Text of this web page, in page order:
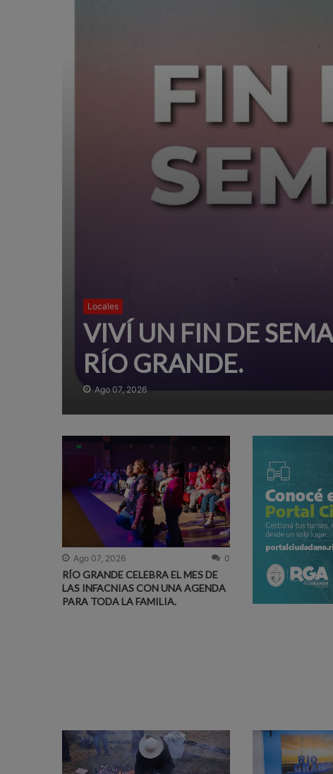
Locales
VIVÍ UN FIN DE
RÍO GRANDE.
Ago 07, 2026
Ago 07, 2026 0
RÍO GRANDE CELEBRA EL MES DE
LAS INFACNIAS CON UNA AGENDA
PARA TODA LA FAMILIA.